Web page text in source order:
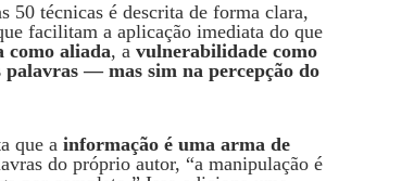
50 técnicas é descrita de forma clara,
facilitam a aplicação imediata do que
como aliada, a vulnerabilidade como
palavras — mas sim na percepção do
que a informação é uma arma de
do próprio autor, “a manipulação é